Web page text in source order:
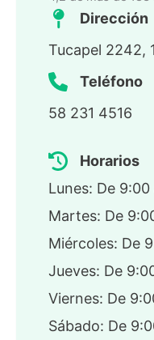
Dirección
Tucapel 2242,
Teléfono
58 231 4516
Horarios
Lunes: De 9:00
Martes: De
Miércoles: De
Jueves: De
Viernes: De
Sábado: De